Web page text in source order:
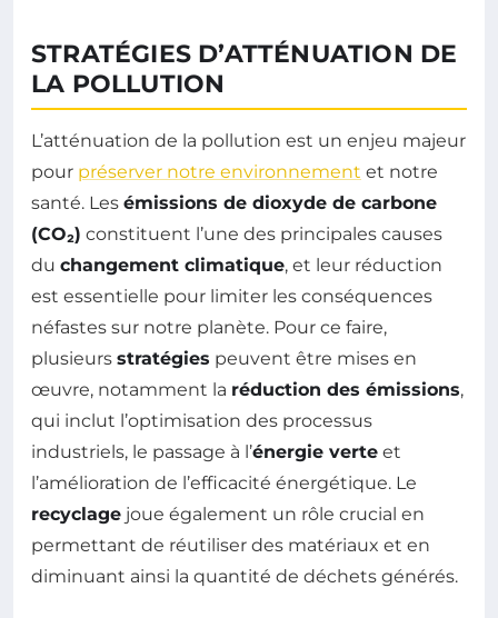
STRATÉGIES D’ATTÉNUATION DE
LA POLLUTION
L’atténuation de la pollution est un enjeu majeur
pour préserver notre environnement et notre
santé. Les émissions de dioxyde de carbone
(CO₂) constituent l’une des principales causes
du changement climatique, et leur réduction
est essentielle pour limiter les conséquences
néfastes sur notre planète. Pour ce faire,
plusieurs stratégies peuvent être mises en
œuvre, notamment la réduction des émissions,
qui inclut l’optimisation des processus
industriels, le passage à l’énergie verte et
l’amélioration de l’efficacité énergétique. Le
recyclage joue également un rôle crucial en
permettant de réutiliser des matériaux et en
diminuant ainsi la quantité de déchets générés.